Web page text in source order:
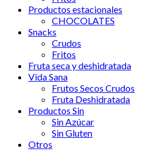
Productos estacionales
CHOCOLATES
Snacks
Crudos
Fritos
Fruta seca y deshidratada
Vida Sana
Frutos Secos Crudos
Fruta Deshidratada
Productos Sin
Sin Azúcar
Sin Gluten
Otros